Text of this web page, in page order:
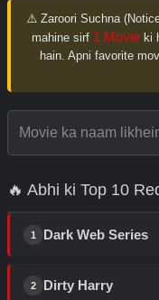
⚠️ Zaroori Suchna
mahine sirf 1 Movie ki
hain. Apni favorite
🔥 Abhi ki Top 10
1 Dark Web Series
2 Dirty Harry